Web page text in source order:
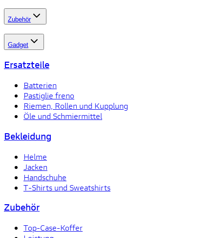
Zubehör
Gadget
Ersatzteile
Batterien
Pastiglie freno
Riemen, Rollen und Kupplung
Öle und Schmiermittel
Bekleidung
Helme
Jacken
Handschuhe
T-Shirts und Sweatshirts
Zubehör
Top-Case-Koffer